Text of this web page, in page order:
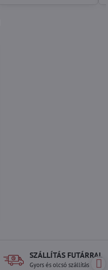
SZÁLLÍTÁS FUTÁRRAL
Gyors és olcsó szállítás